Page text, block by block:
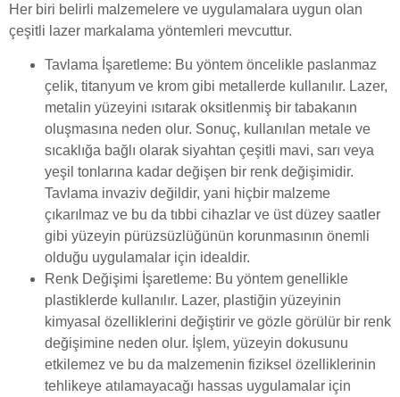
Her biri belirli malzemelere ve uygulamalara uygun olan
çeşitli lazer markalama yöntemleri mevcuttur.
Tavlama İşaretleme: Bu yöntem öncelikle paslanmaz
çelik, titanyum ve krom gibi metallerde kullanılır. Lazer,
metalin yüzeyini ısıtarak oksitlenmiş bir tabakanın
oluşmasına neden olur. Sonuç, kullanılan metale ve
sıcaklığa bağlı olarak siyahtan çeşitli mavi, sarı veya
yeşil tonlarına kadar değişen bir renk değişimidir.
Tavlama invaziv değildir, yani hiçbir malzeme
çıkarılmaz ve bu da tıbbi cihazlar ve üst düzey saatler
gibi yüzeyin pürüzsüzlüğünün korunmasının önemli
olduğu uygulamalar için idealdir.
Renk Değişimi İşaretleme: Bu yöntem genellikle
plastiklerde kullanılır. Lazer, plastiğin yüzeyinin
kimyasal özelliklerini değiştirir ve gözle görülür bir renk
değişimine neden olur. İşlem, yüzeyin dokusunu
etkilemez ve bu da malzemenin fiziksel özelliklerinin
tehlikeye atılamayacağı hassas uygulamalar için